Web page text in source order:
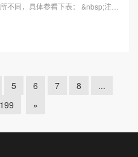
，具体参看下表： &nbsp;注：
5 6 7 8
...
199 »